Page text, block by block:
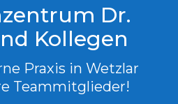
Dr.
Kollegen
Praxis in Wetzlar
Teammitglieder!